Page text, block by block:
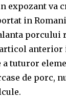
expozant va
in
porcului
anterior
tuturor
de porc,